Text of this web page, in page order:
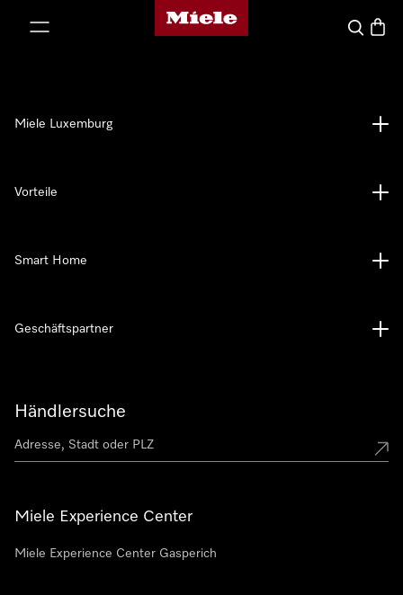
Miele-Homepage
Suche
Händlersuche
Miele Experience Center
Miele Experience Center Gasperich
Miele Luxemburg
Vorteile
Smart Home
Geschäftspartner